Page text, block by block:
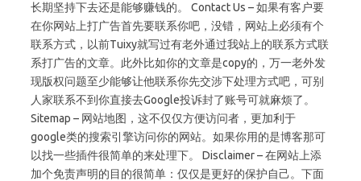
长期坚持下去还是能够赚钱的。 Contact Us – 如果有客户要
在你网站上打广告首先要联系你吧，没错，网站上必须有个
联系方式，以前Tuixy就写过有老外通过我站上的联系方式联
系打广告的文章。此外比如你的文章是copy的，万一老外发
现版权问题至少能够让他联系你先交涉下处理方式吧，可别
人家联系不到你直接去Google投诉封了账号可就麻烦了。
Sitemap – 网站地图，这不仅仅方便访问者，更加利于
google类的搜索引擎访问你的网站。如果你用的是博客那可
以找一些插件很简单的来处理下。 Disclaimer – 在网站上添
加个免责声明的目的很简单：仅仅是更好的保护自己。下面